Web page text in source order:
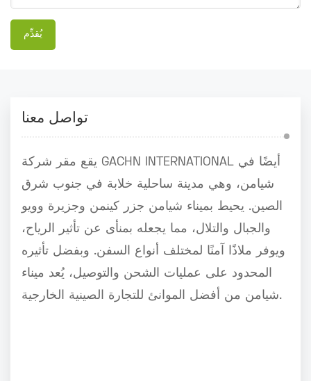
يُقدِّم
تواصل معنا
يقع مقر شركة GACHN INTERNATIONAL أيضًا في
شيامن، وهي مدينة ساحلية خلابة في جنوب شرق
الصين. يحيط بميناء شيامن جزر كينمن وجزيرة وويو
والجبال والتلال، مما يجعله بمنأى عن تأثير الرياح،
ويوفر ملاذًا آمنًا لمختلف أنواع السفن. وبفضل تأثيره
المحدود على عمليات الشحن والتوصيل، يُعد ميناء
شيامن من أفضل الموانئ للتجارة الصينية الخارجية.